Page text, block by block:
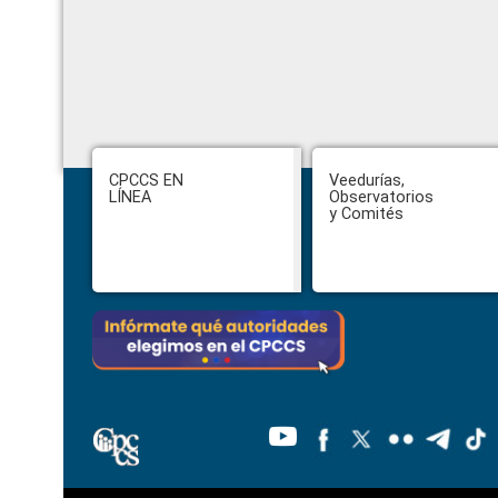
Footer
CPCCS EN
LÍNEA
Veedurías,
Observatorios
y Comités